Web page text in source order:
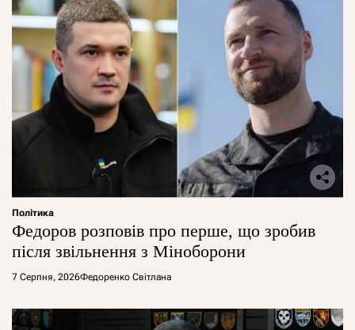
Політика
Федоров розповів про перше, що зробив
після звільнення з Міноборони
7 Серпня, 2026Федоренко Світлана